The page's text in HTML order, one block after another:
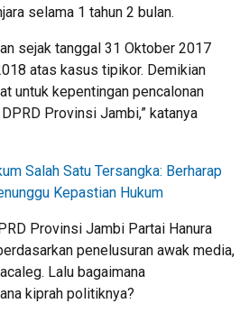
selama 1 tahun 2 bulan.
sejak tanggal 31 Oktober 2017
atas kasus tipikor. Demikian
untuk kepentingan pencalonan
Provinsi Jambi,” katanya
Salah Satu Tersangka: Berharap
Kepastian Hukum
Provinsi Jambi Partai Hanura
penelusuran awak media,
Lalu bagaimana
kiprah politiknya?